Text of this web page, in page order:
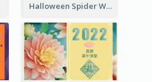
Halloween Spider Web Greeting Card